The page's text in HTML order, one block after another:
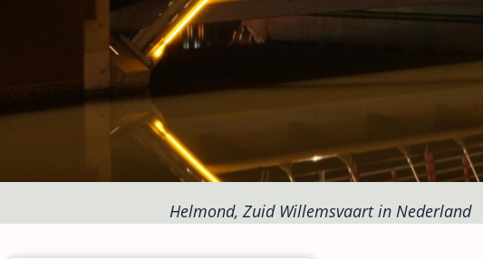
Helmond, Zuid Willemsvaart in Nederland